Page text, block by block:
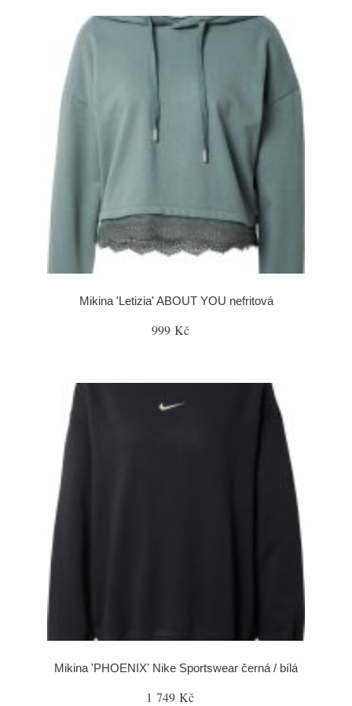
Mikina 'Letizia' ABOUT YOU nefritová
999 Kč
Mikina 'PHOENIX' Nike Sportswear černá / bílá
1 749 Kč